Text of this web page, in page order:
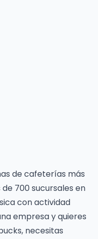
de cafeterías más
700 sucursales en
con actividad
empresa y quieres
necesitas